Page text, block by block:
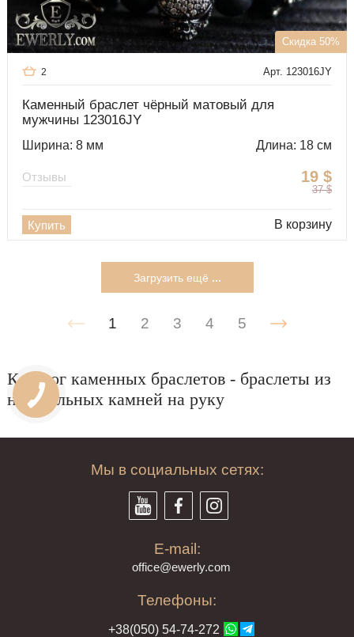
Скидка 50%
Арт. 123016JY
2
Каменный браслет чёрный матовый для
мужчины 123016JY
Ширина: 8 мм Длина: 18 см
19 $
37 $
Отзывы
Купить В корзину
Загрузить ещё ...
1 2 3 4 5
Каталог каменных браслетов - браслеты из
натуральных камней на руку
Мы в социальных сетях:
E-mail:
office@ewerly.com
Телефоны:
+38(050) 54-74-272